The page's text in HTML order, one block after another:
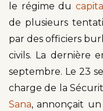
le régime du
de plusieurs
par des officiers
civils. La dernière
septembre. Le 23
charge de la
Sana, annonçait